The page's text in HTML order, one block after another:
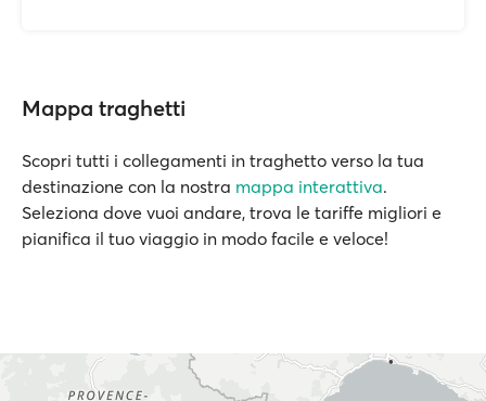
Mappa traghetti
Scopri tutti i collegamenti in traghetto verso la tua
destinazione con la nostra mappa interattiva.
Seleziona dove vuoi andare, trova le tariffe migliori e
pianifica il tuo viaggio in modo facile e veloce!